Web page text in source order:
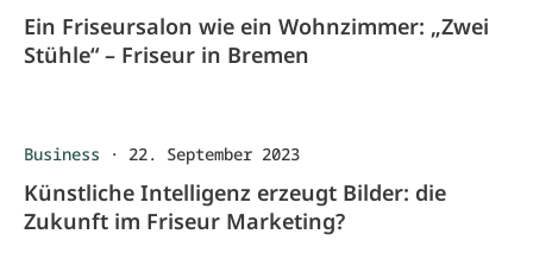
Ein Friseursalon wie ein Wohnzimmer: „Zwei
Stühle“ – Friseur in Bremen
Business · 22. September 2023
Künstliche Intelligenz erzeugt Bilder: die
Zukunft im Friseur Marketing?